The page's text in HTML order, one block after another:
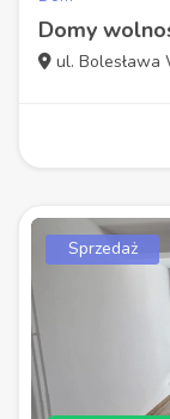
ul. Bolesława
Sprzedaż